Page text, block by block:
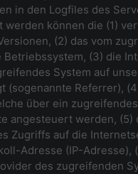
in den Logfiles des
werden können die (1)
(2) das vom
Betriebssystem, (3) die
System auf
(sogenannte Referrer),
über ein
angesteuert werden, (5)
Zugriffs auf die
Adresse (IP-Adresse),
des zugreifenden